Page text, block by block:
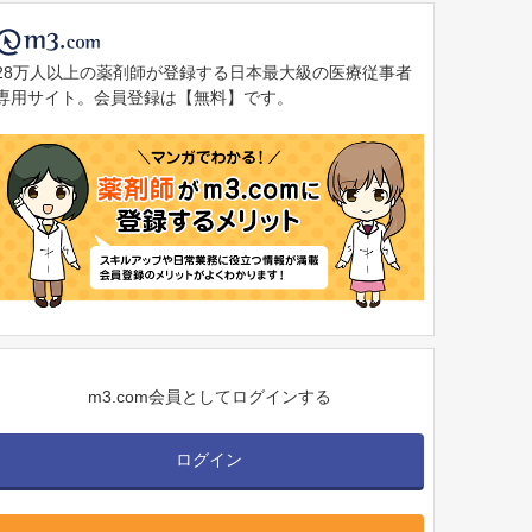
万人以上の薬剤師が登録する日本最大級の医療従事者
用サイト。会員登録は【無料】です。
m3.com会員としてログインする
ログイン